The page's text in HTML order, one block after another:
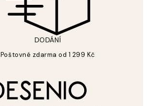
DODÁNÍ
Poštovné zdarma od 1 299 Kč